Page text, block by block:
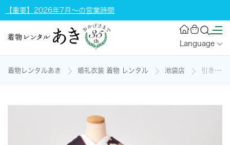
【重要】2026年7月～の営業時間
Language
着物レンタルあき 婚礼衣装 着物 レンタル 池袋店 引き着 (小豆色地・松と梅)の着物レンタル